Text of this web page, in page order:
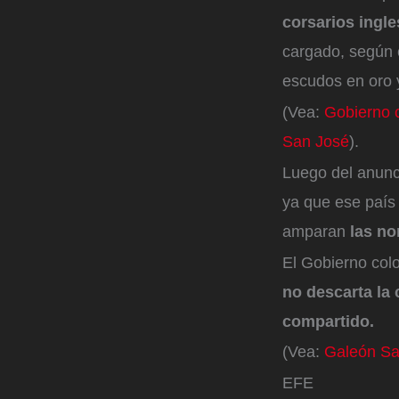
corsarios
cargado, según
escudos en oro
(Vea: Gobierno
San José).
Luego del
ya que ese país
amparan las
El Gobierno
no descarta la
compartido.
(Vea: Galeón
EFE